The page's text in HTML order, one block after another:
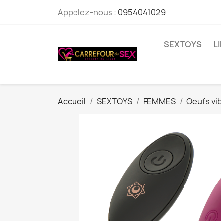
Appelez-nous : 0954041029
SEXTOYS
Accueil SEXTOYS FEMMES Oeufs